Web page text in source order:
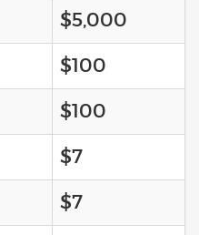
$5,000
$100
$100
$7
$7